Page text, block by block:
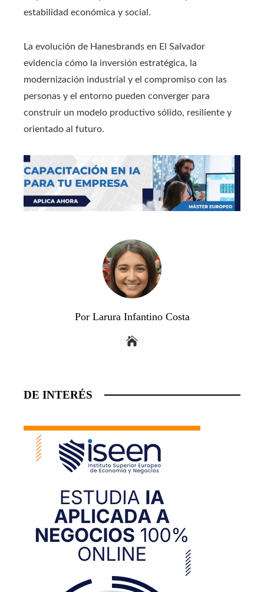
estabilidad económica y social.
La evolución de Hanesbrands en El Salvador
evidencia cómo la inversión estratégica, la
modernización industrial y el compromiso con las
personas y el entorno pueden converger para
construir un modelo productivo sólido, resiliente y
orientado al futuro.
Por Larura Infantino Costa
DE INTERÉS